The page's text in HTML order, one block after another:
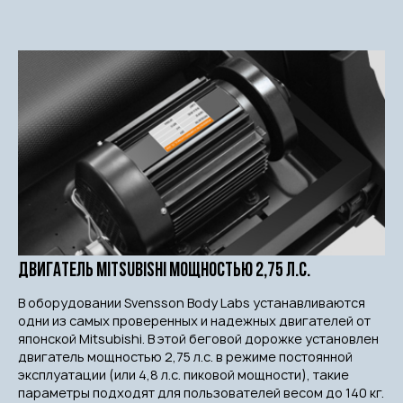
Двигатель MITSUBISHI мощностью 2,75 л.с.
В оборудовании Svensson Body Labs устанавливаются
одни из самых проверенных и надежных двигателей от
японской Mitsubishi. В этой беговой дорожке установлен
двигатель мощностью 2,75 л.с. в режиме постоянной
эксплуатации (или 4,8 л.с. пиковой мощности), такие
параметры подходят для пользователей весом до 140 кг.